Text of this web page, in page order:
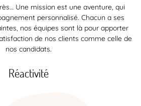
Une mission est une aventure, qui
personnalisé. Chacun a ses
nos équipes sont là pour apporter
de nos clients comme celle de
nos candidats.
Réactivité